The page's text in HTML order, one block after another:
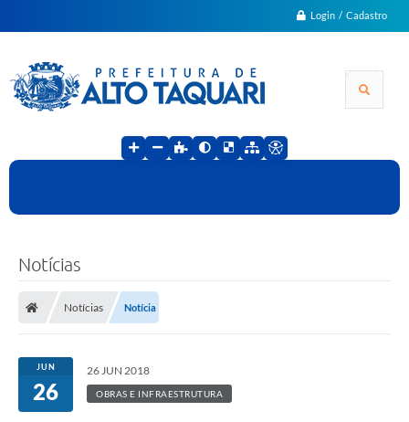
Login / Cadastro
Notícias
Notícias Notícia
JUN
26
26 JUN 2018
OBRAS E INFRAESTRUTURA